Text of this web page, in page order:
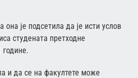
она је подсетила да је исти услов
студената претходне
и да се на факултете може